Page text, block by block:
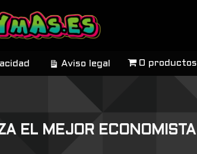
Aviso legal 0 productos
EL MEJOR ECONOMISTA